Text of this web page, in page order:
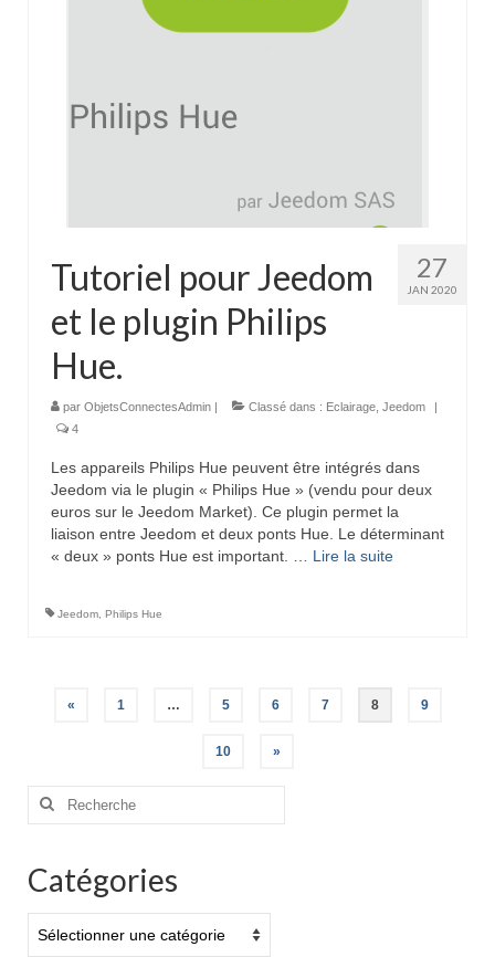
27
JAN 2020
Tutoriel pour Jeedom
et le plugin Philips
Hue.
par ObjetsConnectesAdmin | Classé dans : Eclairage Jeedom
|
4
Les appareils Philips Hue peuvent être intégrés dans
Jeedom via le plugin « Philips Hue » (vendu pour deux
euros sur le Jeedom Market). Ce plugin permet la
liaison entre Jeedom et deux ponts Hue. Le déterminant
« deux » ponts Hue est important. … Lire la suite­­
Jeedom Philips Hue
Pagination
publications
« 1 … 5 6 7 8 9
10 »
Rechercher
Catégories